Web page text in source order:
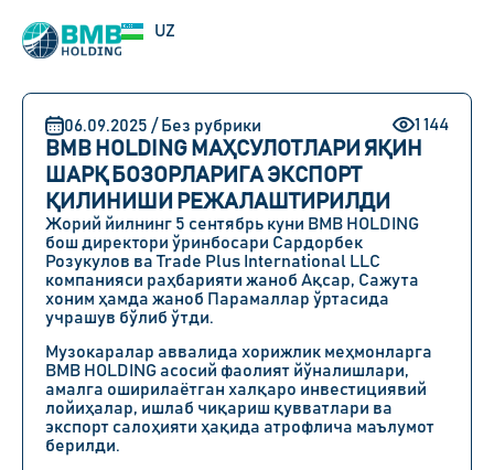
UZ
EN
06.09.2025 / Без рубрики 1 144
BMB HOLDING МАҲСУЛОТЛАРИ ЯҚИН
ШАРҚ БОЗОРЛАРИГА ЭКСПОРТ
ҚИЛИНИШИ РЕЖАЛАШТИРИЛДИ
Жорий йилнинг 5 сентябрь куни BMB HOLDING
бош директори ўринбосари Сардорбек
Розукулов ва Trade Plus International LLC
компанияси раҳбарияти жаноб Ақсар, Сажута
хоним ҳамда жаноб Парамаллар ўртасида
учрашув бўлиб ўтди.
Музокаралар аввалида хорижлик меҳмонларга
BMB HOLDING асосий фаолият йўналишлари,
амалга оширилаётган халқаро инвестициявий
лойиҳалар, ишлаб чиқариш қувватлари ва
экспорт салоҳияти ҳақида атрофлича маълумот
берилди.